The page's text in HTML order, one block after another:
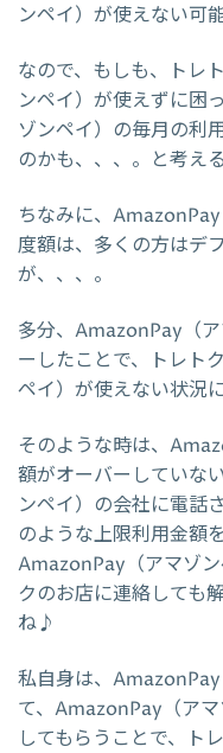
ンペイ）が使えない可
なので、もしも、トレ
ンペイ）が使えずに困
ゾンペイ）の毎月の利
のかも、、、。と考え
ちなみに、
度額は、多くの方はデ
が、、、。
多分、AmazonPay（
ーしたことで、トレト
ペイ）が使えない状況
そのような時は、
額がオーバーしていな
ンペイ）の会社に電話
のような上限利用金額
AmazonPay（アマゾ
クのお店に連絡しても
ね♪
私自身は、
て、AmazonPay（ア
してもらうことで、ト